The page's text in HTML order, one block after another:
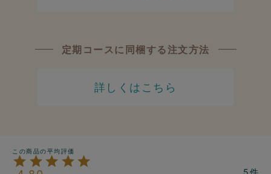
定期コースに同梱する注文方法
詳しくはこちら
5